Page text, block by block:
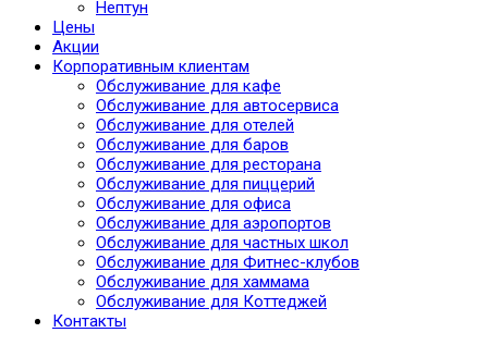
Нептун
Цены
Акции
Корпоративным клиентам
Обслуживание для кафе
Обслуживание для автосервиса
Обслуживание для отелей
Обслуживание для баров
Обслуживание для ресторана
Обслуживание для пиццерий
Обслуживание для офиса
Обслуживание для аэропортов
Обслуживание для частных школ
Обслуживание для Фитнес-клубов
Обслуживание для хаммама
Обслуживание для Коттеджей
Контакты